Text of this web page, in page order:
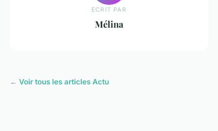
ECRIT PAR
Mélina
← Voir tous les articles Actu